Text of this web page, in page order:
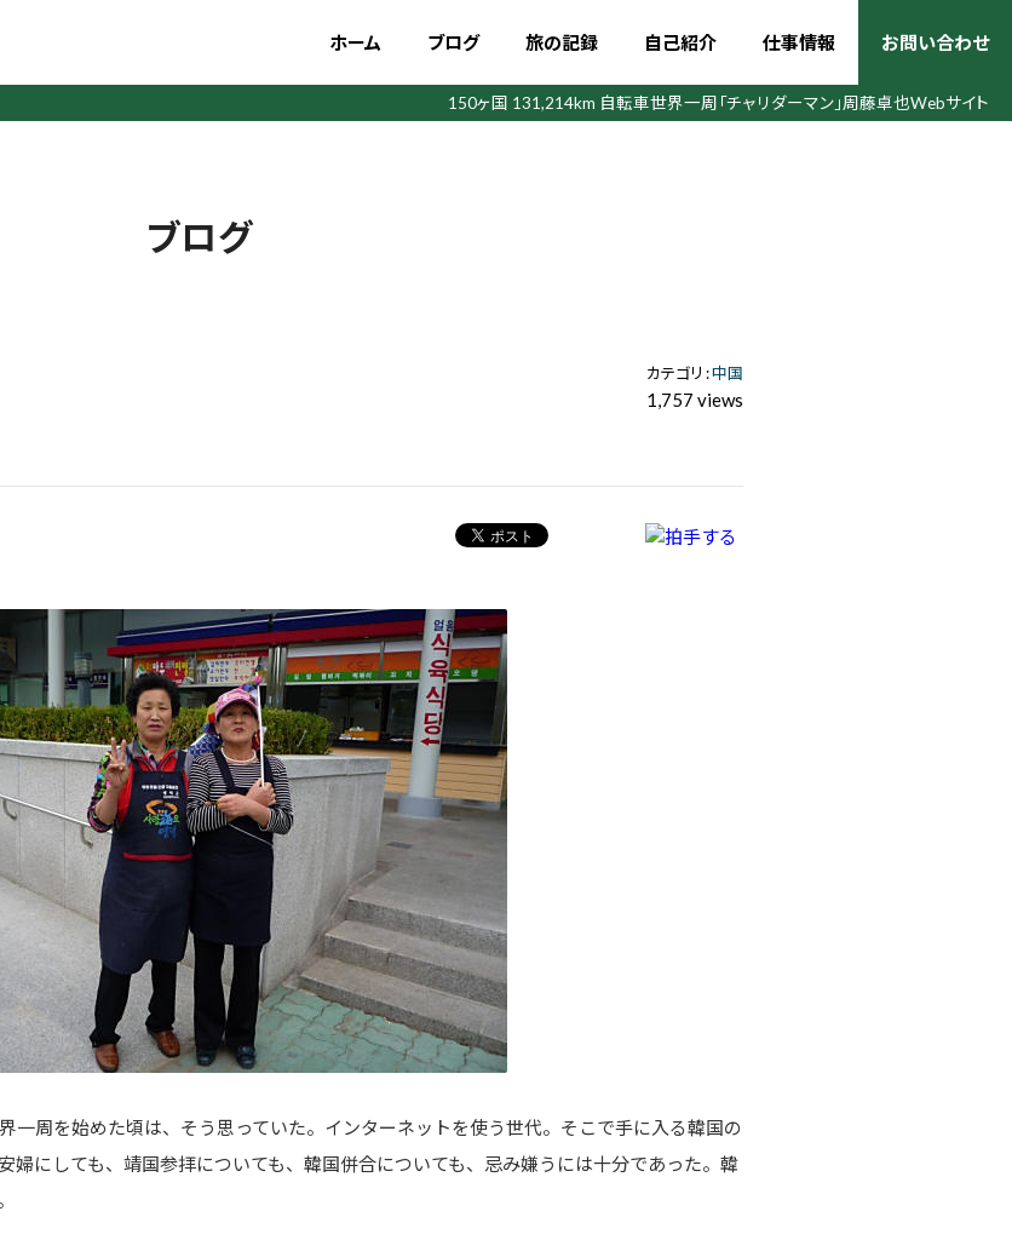
ホーム ブログ 旅の記録 自己紹介 仕事情報 お問い合わせ
150ヶ国 131,214km 自転車世界一周 「チャリダーマン」周藤卓也Webサイト
ブログ
カテゴリ :中国
1,757 views
周を始めた頃は、そう思っていた。インターネットを使う世代。そこで手に入る韓国の
婦にしても、靖国参拝についても、韓国併合についても、忌み嫌うには十分であった。韓